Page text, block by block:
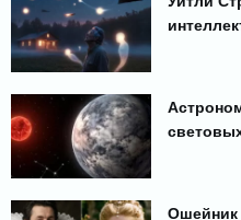
Ошейник